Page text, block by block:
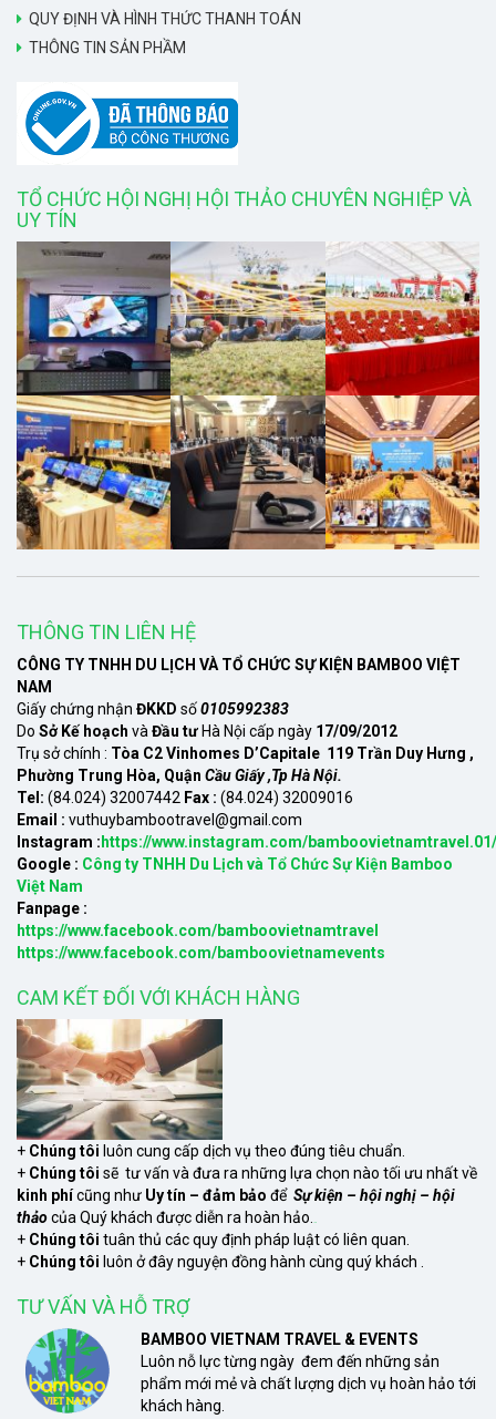
QUY ĐỊNH VÀ HÌNH THỨC THANH TOÁN
THÔNG TIN SẢN PHẦM
TỔ CHỨC HỘI NGHỊ HỘI THẢO CHUYÊN NGHIỆP VÀ
UY TÍN
THÔNG TIN LIÊN HỆ
CÔNG TY TNHH DU LỊCH VÀ TỔ CHỨC SỰ KIỆN BAMBOO VIỆT
NAM
Giấy chứng nhận ĐKKD số0105992383
Do Sở Kế hoạch và Đầu tư Hà Nội cấp ngày 17/09/2012
Trụ sở chính : Tòa C2 Vinhomes D’Capitale 119 Trần Duy Hưng ,
Phường Trung Hòa, Quận Cầu Giấy ,Tp Hà Nội.
Tel: (84.024) 32007442 Fax : (84.024) 32009016
Email : vuthuybambootravel@gmail.com
Instagram : https://www.instagram.com/bamboovietnamtravel.01/
Google : Công ty TNHH Du Lịch và Tổ Chức Sự Kiện Bamboo
Việt Nam
Fanpage :
https://www.facebook.com/bamboovietnamtravel
https://www.facebook.com/bamboovietnamevents
CAM KẾT ĐỐI VỚI KHÁCH HÀNG
+ Chúng tôi luôn cung cấp dịch vụ theo đúng tiêu chuẩn.
+ Chúng tôi sẽ tư vấn và đưa ra những lựa chọn nào tối ưu nhất về
kinh phícũng như Uy tín – đảm bảo để Sự kiện – hội nghị – hội
thảocủa Quý khách được diễn ra hoàn hảo.
+ Chúng tôi tuân thủ các quy định pháp luật có liên quan.
+ Chúng tôi luôn ở đây nguyện đồng hành cùng quý khách .
TƯ VẤN VÀ HỖ TRỢ
BAMBOO VIETNAM TRAVEL & EVENTS
Luôn nỗ lực từng ngày đem đến những sản
phẩm mới mẻ và chất lượng dịch vụ hoàn hảo tới
khách hàng.